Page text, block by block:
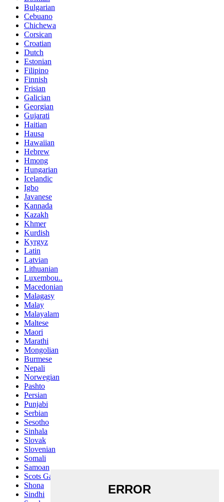
Bulgarian
Cebuano
Chichewa
Corsican
Croatian
Dutch
Estonian
Filipino
Finnish
Frisian
Galician
Georgian
Gujarati
Haitian
Hausa
Hawaiian
Hebrew
Hmong
Hungarian
Icelandic
Igbo
Javanese
Kannada
Kazakh
Khmer
Kurdish
Kyrgyz
Latin
Latvian
Lithuanian
Luxembou..
Macedonian
Malagasy
Malay
Malayalam
Maltese
Maori
Marathi
Mongolian
Burmese
Nepali
Norwegian
Pashto
Persian
Punjabi
Serbian
Sesotho
Sinhala
Slovak
Slovenian
Somali
Samoan
Scots Gaelic
Shona
Sindhi